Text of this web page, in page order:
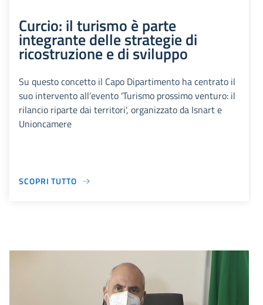
Curcio: il turismo è parte
integrante delle strategie di
ricostruzione e di sviluppo
Su questo concetto il Capo Dipartimento ha centrato il
suo intervento all’evento 'Turismo prossimo venturo: il
rilancio riparte dai territori', organizzato da Isnart e
Unioncamere
SCOPRI TUTTO